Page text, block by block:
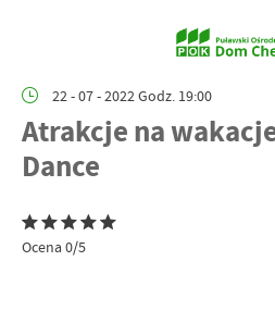
22 - 07 - 2022 Godz. 19:00
Atrakcje na
Dance
Ocena 0/5